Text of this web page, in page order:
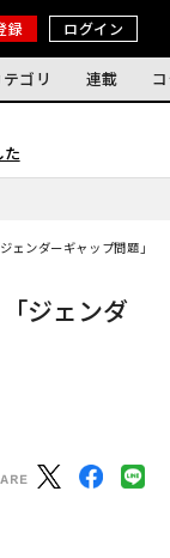
録 ログイン
ゴリ 連載
ェンダーギャップ問題」の
ジェンダ